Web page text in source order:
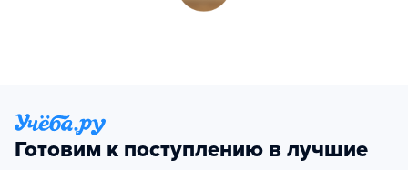
Готовим к поступлению в лучшие